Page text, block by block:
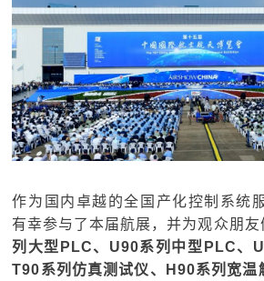
作为国内卓越的全国产化控制系统
有幸参与了本届航展，并为观众朋友
列大型 PLC、U90系列中型PLC、
T90系列仿真测试仪、H90系列宽温